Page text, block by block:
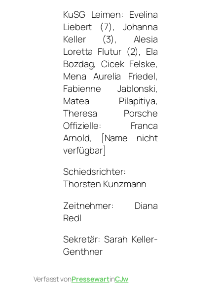
KuSG Leimen: Evelina
Liebert (7), Johanna
Keller (3), Alesia
Loretta Flutur (2), Ela
Bozdag, Cicek Felske,
Mena Aurelia Friedel,
Fabienne Jablonski,
Matea Pilapitiya,
Theresa Porsche
Offizielle: Franca
Arnold, [Name nicht
verfügbar]
Schiedsrichter:
Thorsten Kunzmann
Zeitnehmer: Diana
Redl
Sekretär: Sarah Keller-
Genthner
Verfasst vonPressewartinCJw